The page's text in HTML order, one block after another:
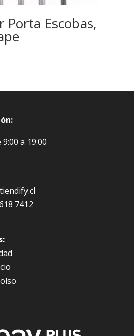
Porta Escobas,
a 19:00
7412